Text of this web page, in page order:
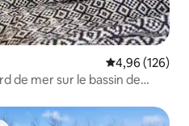
Note
4,96 (126)
de mer sur le bassin de